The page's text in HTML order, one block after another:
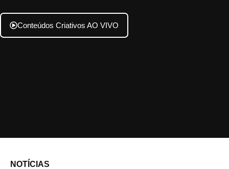
Conteúdos Criativos AO VIVO
NOTÍCIAS